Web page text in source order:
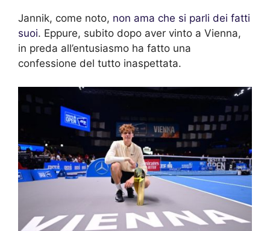
Jannik, come noto, non ama che si parli dei fatti
suoi. Eppure, subito dopo aver vinto a Vienna,
in preda all’entusiasmo ha fatto una
confessione del tutto inaspettata.